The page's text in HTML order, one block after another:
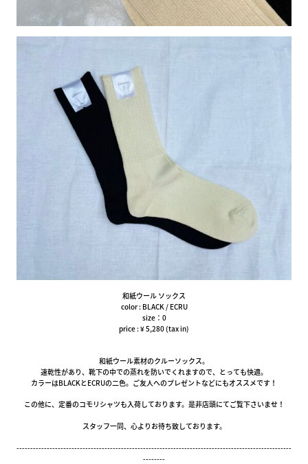
和紙ウール ソックス
color : BLACK / ECRU
size：0
price : ¥ 5,280 (tax in)
和紙ウール素材のクルーソックス。
速乾性があり、靴下の中での蒸れを防いでくれますので、とっても快適。
カラーはBLACKとECRUの二色。ご友人へのプレゼントなどにもオススメです！
この他に、定番のコモリシャツも入荷しております。是非店頭にてご覧下さいませ！
スタッフ一同、心よりお待ち致しております。
----------------------------------------------------------------------------------------------------
--------